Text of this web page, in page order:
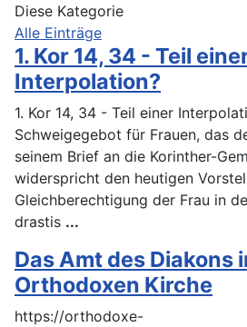
Diese Kategorie
Alle Einträge
1. Kor 14, 34 - Teil
Interpolation?
1. Kor 14, 34 - Teil einer
Schweigegebot für Frauen, das
seinem Brief an die Korinther-
widerspricht den heutigen
Gleichberechtigung der Frau in
drastis ...
Das Amt des Diakons
Orthodoxen Kirche
https://orthodoxe-